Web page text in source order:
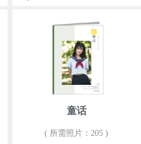
童话
( 所需照片：205 )